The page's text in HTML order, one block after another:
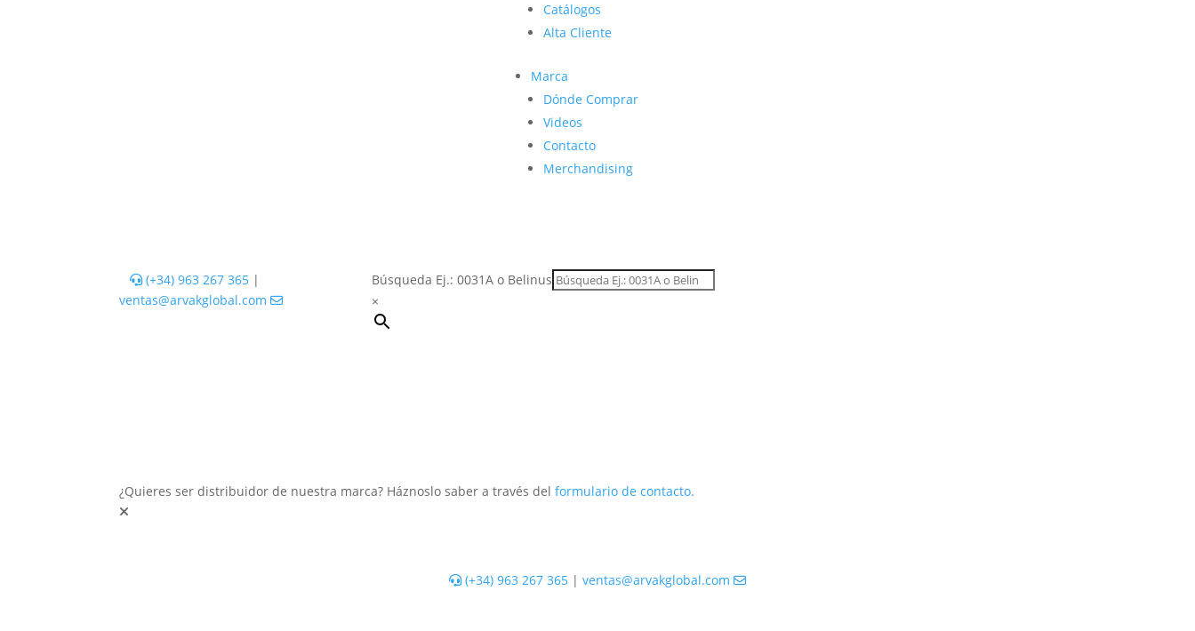
Catálogos
Alta Cliente
Marca
Dónde Comprar
Videos
Contacto
Merchandising
(+34) 963 267 365 |
ventas@arvakglobal.com
Búsqueda Ej.: 0031A o Belinus
×
¿Quieres ser distribuidor de nuestra marca? Háznoslo saber a través delformulario de contacto.
(+34) 963 267 365 | ventas@arvakglobal.com